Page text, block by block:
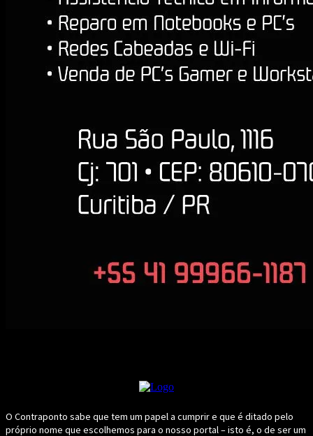
O Contraponto sabe que tem um papel a cumprir e que é ditado pelo
próprio nome que escolhemos para o nosso portal – isto é, o de ser um